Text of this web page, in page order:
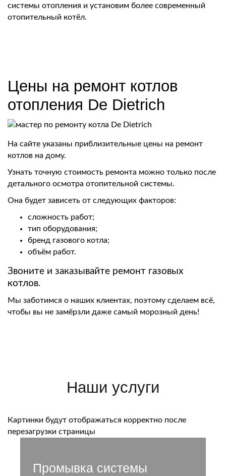
системы отопления и установим более современный
отопительный котёл.
Цены на ремонт котлов
отопления De Dietrich
На сайте указаны приблизительные цены на ремонт
котлов на дому.
Узнать точную стоимость ремонта можно только после
детального осмотра отопительной системы.
Она будет зависеть от следующих факторов:
сложность работ;
тип оборудования;
бренд газового котла;
объём работ.
Звоните и заказывайте ремонт газовых
котлов.
Мы заботимся о наших клиентах, поэтому сделаем всё,
чтобы вы не замёрзли даже самый морозный день!
Наши услуги
Картинки будут отображаться корректно после
перезагрузки страницы
Промывка системы